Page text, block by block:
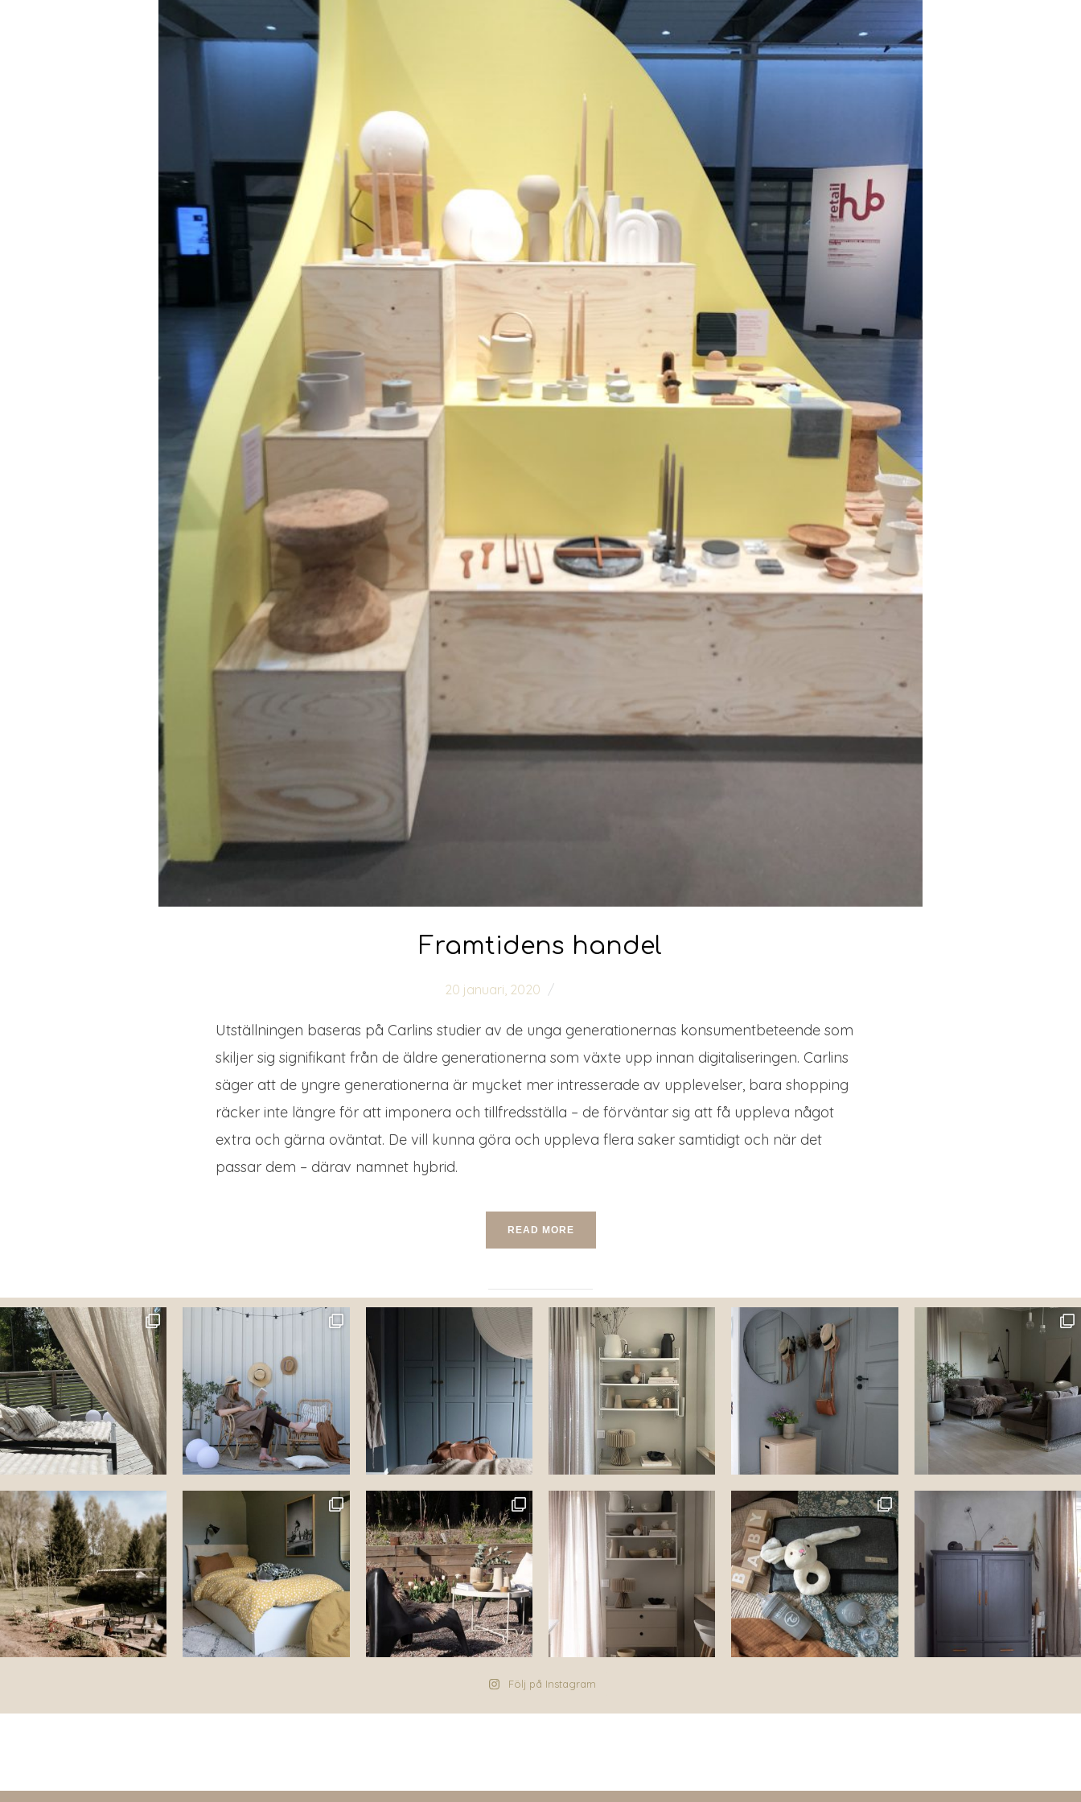
Framtidens handel
20 januari, 2020
Utställningen baseras på Carlins studier av de unga generationernas konsumentbeteende som
skiljer sig signifikant från de äldre generationerna som växte upp innan digitaliseringen. Carlins
säger att de yngre generationerna är mycket mer intresserade av upplevelser, bara shopping
räcker inte längre för att imponera och tillfredsställa – de förväntar sig att få uppleva något
extra och gärna oväntat. De vill kunna göra och uppleva flera saker samtidigt och när det
passar dem – därav namnet hybrid.
READ MORE
Följ på Instagram